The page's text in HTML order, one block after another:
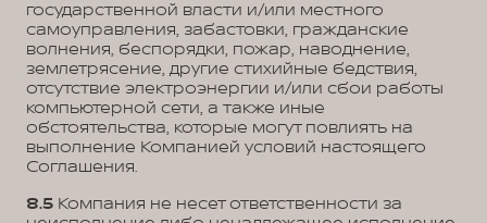
государственной власти и/или местного
самоуправления, забастовки, гражданские
волнения, беспорядки, пожар, наводнение,
землетрясение, другие стихийные бедствия,
отсутствие электроэнергии и/или сбои работы
компьютерной сети, а также иные
обстоятельства, которые могут повлиять на
выполнение Компанией условий настоящего
Соглашения.
8.5 Компания не несет ответственности за